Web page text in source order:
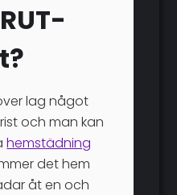
lag något
och man kan
hemstädning
det hem
åt en och